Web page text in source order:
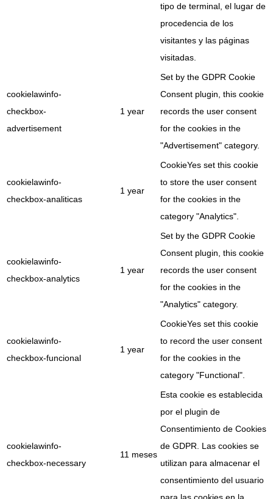
tipo de terminal, el lugar de
procedencia de los
visitantes y las páginas
visitadas.
cookielawinfo-
checkbox-
advertisement
1 year
Set by the GDPR Cookie
Consent plugin, this cookie
records the user consent
for the cookies in the
"Advertisement" category.
cookielawinfo-
checkbox-analiticas
1 year
CookieYes set this cookie
to store the user consent
for the cookies in the
category "Analytics".
cookielawinfo-
checkbox-analytics
1 year
Set by the GDPR Cookie
Consent plugin, this cookie
records the user consent
for the cookies in the
"Analytics" category.
cookielawinfo-
checkbox-funcional
1 year
CookieYes set this cookie
to record the user consent
for the cookies in the
category "Functional".
cookielawinfo-
checkbox-necessary
11 meses
Esta cookie es establecida
por el plugin de
Consentimiento de Cookies
de GDPR. Las cookies se
utilizan para almacenar el
consentimiento del usuario